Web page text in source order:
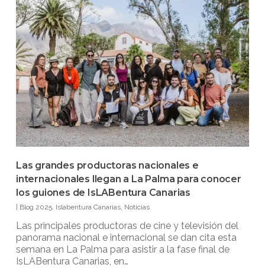
Las grandes productoras nacionales e
internacionales llegan a La Palma para conocer
los guiones de IsLABentura Canarias
Blog 2025, Islabentura Canarias, Noticias
Las principales productoras de cine y televisión del
panorama nacional e internacional se dan cita esta
semana en La Palma para asistir a la fase final de
IsLABentura Canarias, en…